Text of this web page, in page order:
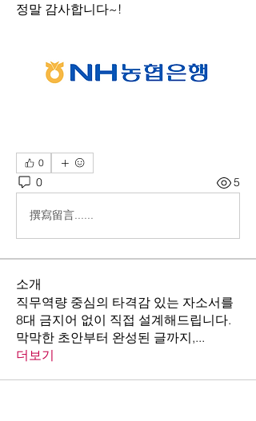
정말 감사합니다~!
0
0 5
撰寫留言......
소개
직무역량 중심의 타격감 있는 자소서를
8대 금지어 없이 직접 설계해드립니다.
막막한 초안부터 완성된 글까지,...
더보기